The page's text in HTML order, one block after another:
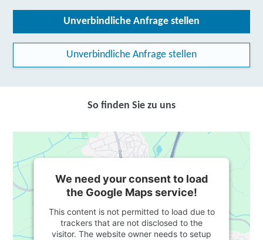
Unverbindliche Anfrage stellen
Unverbindliche Anfrage stellen
So finden Sie zu uns
We need your consent to load
the Google Maps service!
This content is not permitted to load due to
trackers that are not disclosed to the
visitor. The website owner needs to setup